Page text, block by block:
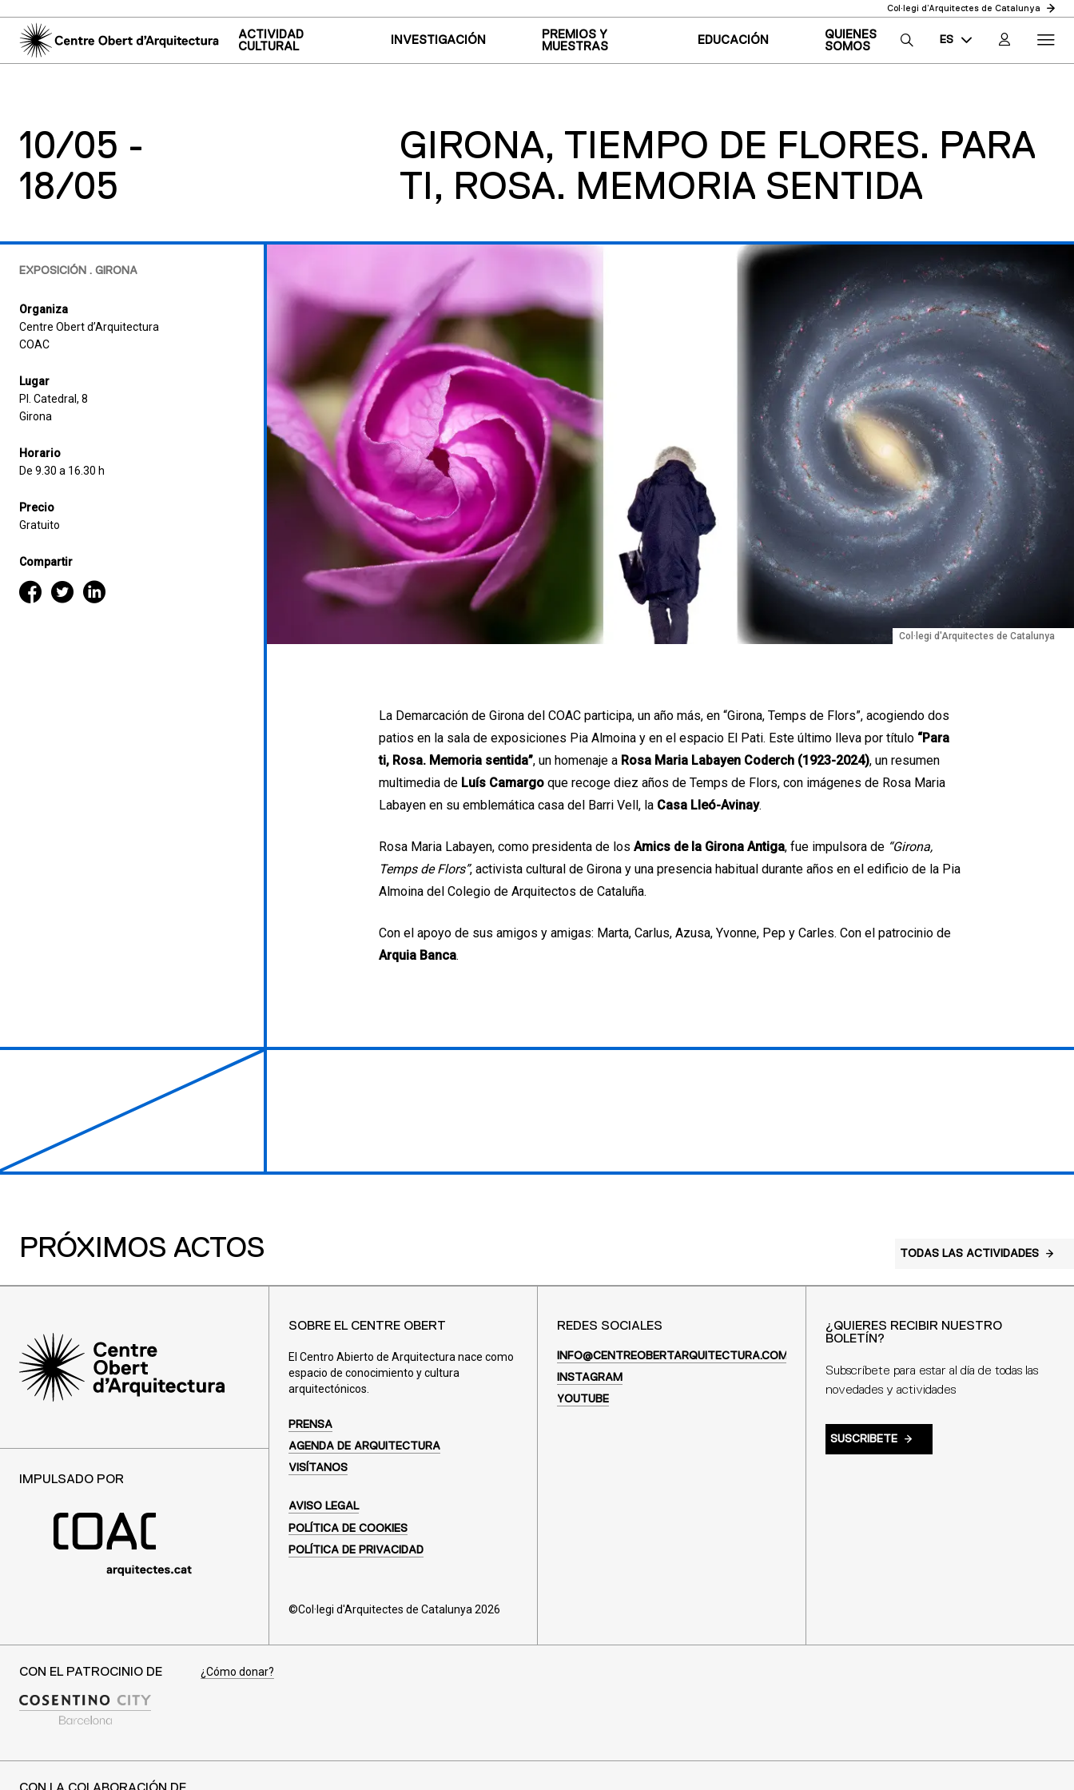
Col·legi d’Arquitectes de Catalunya
ACTIVIDAD
CULTURAL
INVESTIGACIÓN
PREMIOS Y
MUESTRAS
EDUCACIÓN
QUIENES
SOMOS
ES
EN
10/05 -
18/05
GIRONA, TIEMPO DE FLORES. PARA
TI, ROSA. MEMORIA SENTIDA
EXPOSICIÓN . GIRONA
Organiza
Centre Obert d’Arquitectura
COAC
Lugar
Pl. Catedral, 8
Girona
Horario
De 9.30 a 16.30 h
Precio
Gratuito
Compartir
Col·legi d'Arquitectes de Catalunya
La Demarcación de Girona del COAC participa, un año más, en “Girona, Temps de Flors”, acogiendo dos
patios en la sala de exposiciones Pia Almoina y en el espacio El Pati. Este último lleva por título “Para
ti, Rosa. Memoria sentida”, un homenaje a Rosa Maria Labayen Coderch (1923-2024), un resumen
multimedia de Luís Camargo que recoge diez años de Temps de Flors, con imágenes de Rosa Maria
Labayen en su emblemática casa del Barri Vell, la Casa Lleó-Avinay.
Rosa Maria Labayen, como presidenta de los Amics de la Girona Antiga, fue impulsora de “Girona,
Temps de Flors”, activista cultural de Girona y una presencia habitual durante años en el edificio de la Pia
Almoina del Colegio de Arquitectos de Cataluña.
Con el apoyo de sus amigos y amigas: Marta, Carlus, Azusa, Yvonne, Pep y Carles. Con el patrocinio de
Arquia Banca.
PRÓXIMOS ACTOS TODAS LAS ACTIVIDADES
IMPULSADO POR
SOBRE EL CENTRE OBERT
El Centro Abierto de Arquitectura nace como
espacio de conocimiento y cultura
arquitectónicos.
PRENSA
AGENDA DE ARQUITECTURA
VISÍTANOS
AVISO LEGAL
POLÍTICA DE COOKIES
POLÍTICA DE PRIVACIDAD
©Col·legi d'Arquitectes de Catalunya 2026
REDES SOCIALES
INFO@CENTREOBERTARQUITECTURA.COM
INSTAGRAM
YOUTUBE
¿QUIERES RECIBIR NUESTRO
BOLETÍN?
Subscríbete para estar al día de todas las
novedades y actividades
SUSCRIBETE
CON EL PATROCINIO DE ¿Cómo donar?